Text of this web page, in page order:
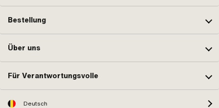
Bestellung
Über uns
Für Verantwortungsvolle
Deutsch